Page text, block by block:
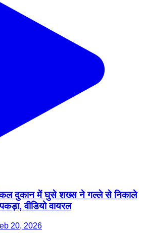
दुकान में घुसे शख्स ने गल्ले से निकाले
वीडियो वायरल
20, 2026